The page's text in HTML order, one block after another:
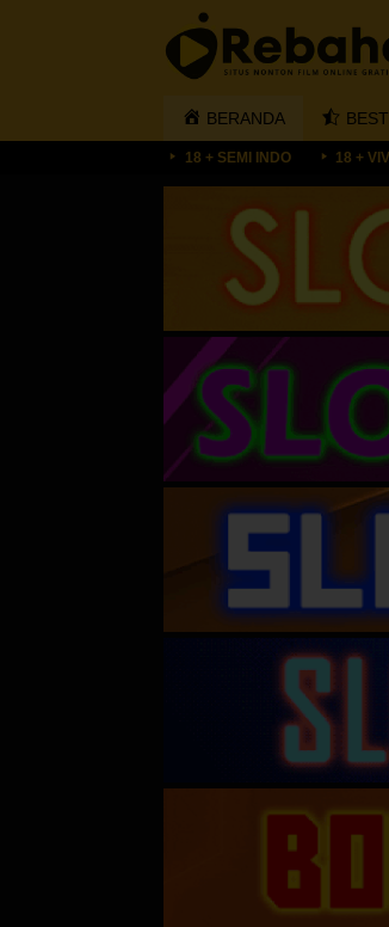
BERANDA
18 + SEMI INDO 18 +